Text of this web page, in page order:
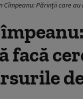
Cîmpeanu: Părinții care
facă